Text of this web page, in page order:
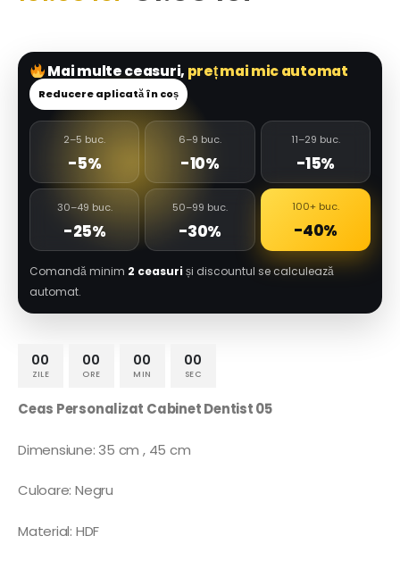
Mai multe ceasuri, preț mai mic automat
Reducere aplicată în coș
2–5 buc.
-5%
6–9 buc.
-10%
11–29 buc.
-15%
30–49 buc.
-25%
50–99 buc.
-30%
100+ buc.
-40%
Comandă minim 2 ceasuri și discountul se calculează
automat.
00
ZILE
00
ORE
00
MIN
00
SEC
Ceas Personalizat Cabinet Dentist 05
Dimensiune: 35 cm , 45 cm
Culoare: Negru
Material: HDF